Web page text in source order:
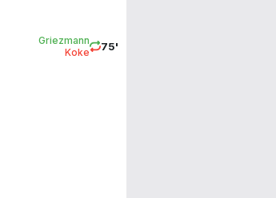
75'
Griezmann
Koke